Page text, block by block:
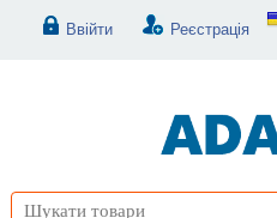
Ввійти Реєстрація